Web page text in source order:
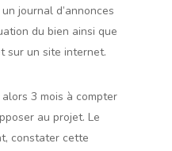
journal d’annonces
du bien ainsi que
sur un site internet.
3 mois à compter
au projet. Le
constater cette